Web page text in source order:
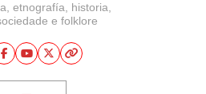
etnografía, historia,
e folklore